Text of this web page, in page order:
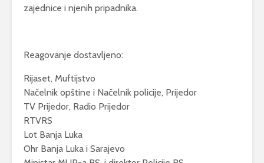
zajednice i njenih pripadnika.
Reagovanje dostavljeno:
Rijaset, Muftijstvo
Načelnik opštine i Načelnik policije, Prijedor
TV Prijedor, Radio Prijedor
RTVRS
Lot Banja Luka
Ohr Banja Luka i Sarajevo